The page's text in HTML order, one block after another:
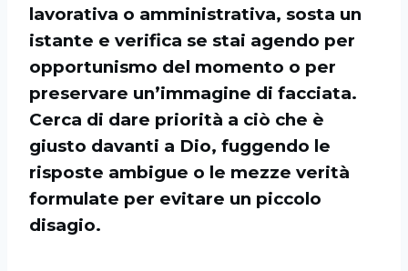
lavorativa o amministrativa, sosta un
istante e verifica se stai agendo per
opportunismo del momento o per
preservare un’immagine di facciata.
Cerca di dare priorità a ciò che è
giusto davanti a Dio, fuggendo le
risposte ambigue o le mezze verità
formulate per evitare un piccolo
disagio.